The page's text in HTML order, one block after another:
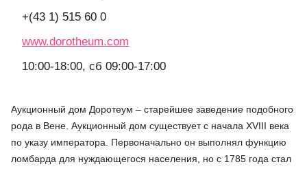
+(43 1) 515 60 0
www.dorotheum.com
10:00-18:00, сб 09:00-17:00
Аукционный дом Доротеум – старейшее заведение подобного
рода в Вене. Аукционный дом существует с начала XVIII века
по указу императора. Первоначально он выполнял функцию
ломбарда для нуждающегося населения, но с 1785 года стал